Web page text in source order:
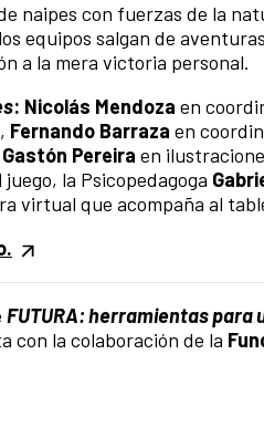
naipes con fuerzas de la
equipos salgan de
a la mera victoria personal.
: Nicolás Mendoza en
Fernando Barraza en
Gastón Pereira en
la Psicopedagoga
virtual que acompaña al
FUTURA: herramientas para
con la colaboración de la